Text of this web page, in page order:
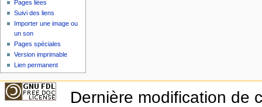
Pages liées
Suivi des liens
Importer une image ou
un son
Pages spéciales
Version imprimable
Lien permanent
Dernière modification de